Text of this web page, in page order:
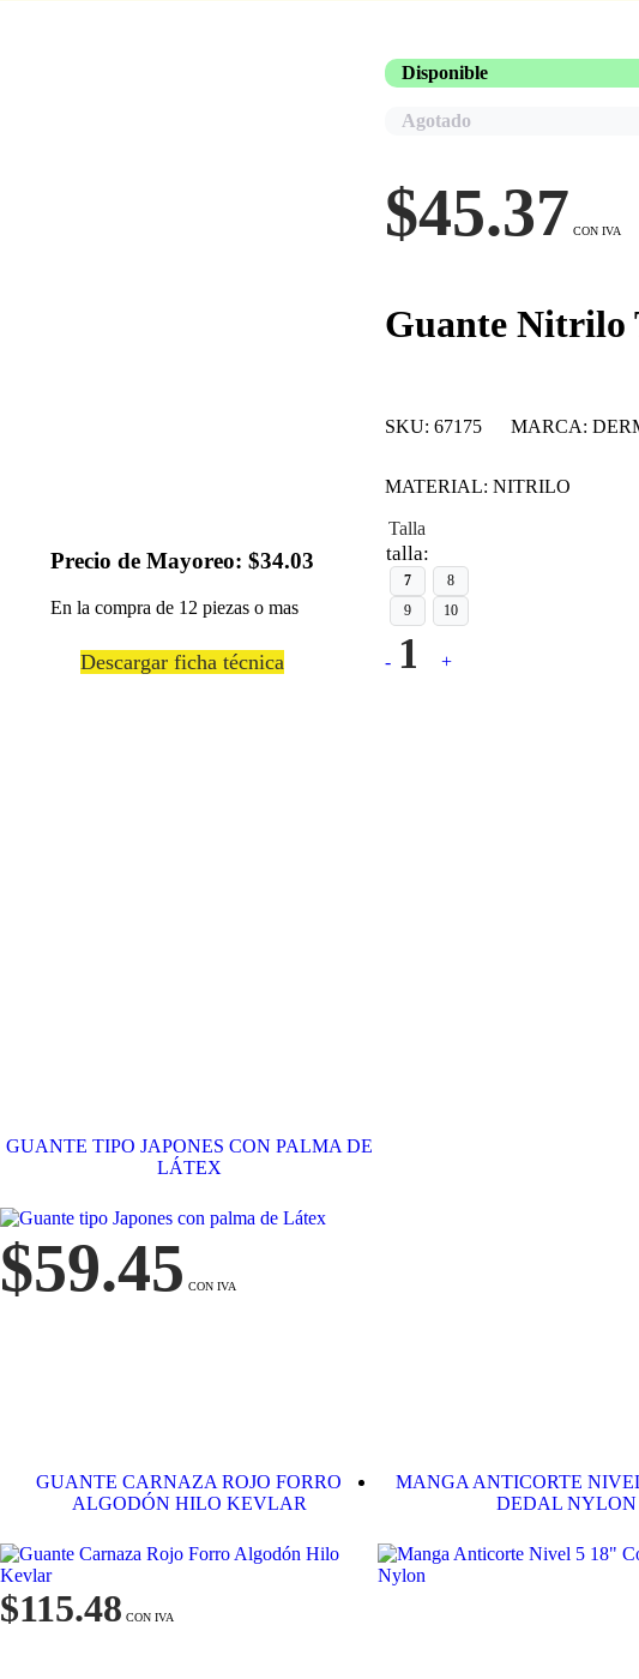
Disponible
Agotado
$45.37
Guante Nitrilo
SKU: 67175 MARCA:
MATERIAL: NITRILO
Talla
talla:
7
8
9
10
Quantity
-
+
Precio de Mayoreo: $34.03
En la compra de 12 piezas o mas
Descargar ficha técnica
GUANTE TIPO JAPONES CON PALMA DE
LÁTEX
$59.45
GUANTE CARNAZA ROJO FORRO
ALGODÓN HILO KEVLAR
$115.48
MANGA ANTICORTE
DEDAL NYLON